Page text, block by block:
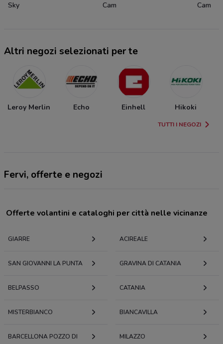
Sky Cam Cam
Altri negozi selezionati per te
Leroy Merlin Echo Einhell Hikoki
TUTTI I NEGOZI
Fervi, offerte e negozi
Offerte volantini e cataloghi per città nelle vicinanze
GIARRE ACIREALE
SAN GIOVANNI LA PUNTA GRAVINA DI CATANIA
BELPASSO CATANIA
MISTERBIANCO BIANCAVILLA
BARCELLONA POZZO DI
MILAZZO